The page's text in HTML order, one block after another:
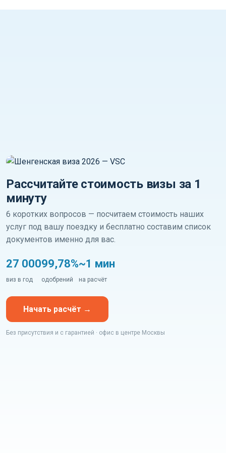
Рассчитайте стоимость визы за 1
минуту
6 коротких вопросов — посчитаем стоимость наших
услуг под вашу поездку и бесплатно составим список
документов именно для вас.
27 000
виз в год
99,78%
одобрений
~1 мин
на расчёт
Начать расчёт →
Без присутствия и с гарантией · офис в центре Москвы